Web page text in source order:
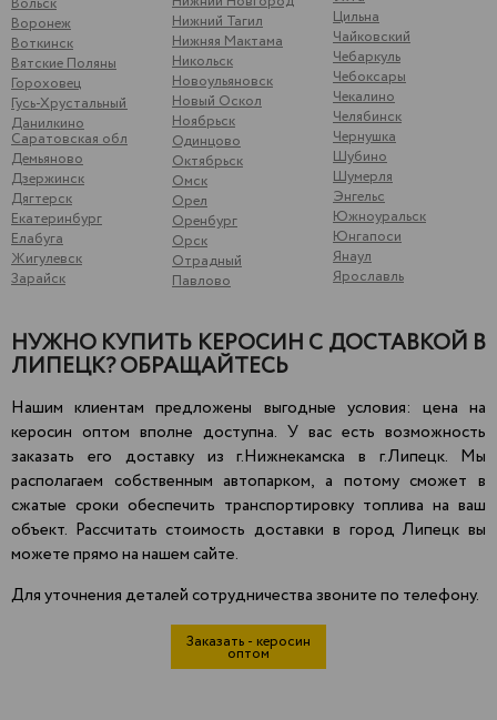
Воронеж
Воткинск
Вятские Поляны
Гороховец
Гусь-Хрустальный
Данилкино
Саратовская обл
Демьяново
Дзержинск
Дягтерск
Екатеринбург
Елабуга
Жигулевск
Зарайск
Нижний Тагил
Нижняя Мактама
Никольск
Новоульяновск
Новый Оскол
Ноябрьск
Одинцово
Октябрьск
Омск
Орел
Оренбург
Орск
Отрадный
Павлово
Цильна
Чайковский
Чебаркуль
Чебоксары
Чекалино
Челябинск
Чернушка
Шубино
Шумерля
Энгельс
Южноуральск
Юнгапоси
Янаул
Ярославль
НУЖНО КУПИТЬ КЕРОСИН С ДОСТАВКОЙ В
ЛИПЕЦК? ОБРАЩАЙТЕСЬ
Нашим клиентам предложены выгодные условия: цена на
керосин оптом вполне доступна. У вас есть возможность
заказать его доставку из г.Нижнекамска в г.Липецк. Мы
располагаем собственным автопарком, а потому сможет в
сжатые сроки обеспечить транспортировку топлива на ваш
объект. Рассчитать стоимость доставки в город Липецк вы
можете прямо на нашем сайте.
Для уточнения деталей сотрудничества звоните по телефону.
Заказать - керосин
оптом